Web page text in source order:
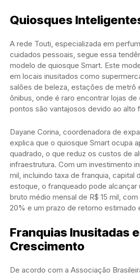
Quiosques
A rede Touti, especializada em
cuidados pessoais, segue essa
modelo de quiosque Smart. Este
em locais inusitados como
salões de beleza, estações de metrô
ônibus, onde é raro encontrar lojas
pontos são vantajosos devido ao alto
Dayane Corina, coordenadora de
explica que o quiosque Smart ocupa
quadrado, o que reduz os custos de
infraestrutura. Com um investimento
mil, incluindo taxa de franquia, capital
estoque, o franqueado pode alcançar
bruto médio mensal de R$ 15 mil,
20% e um prazo de retorno estimado
Franquias Inusitadas
Crescimento
De acordo com a Associação